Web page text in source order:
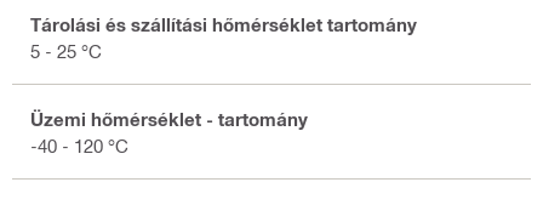
Tárolási és szállítási hőmérséklet tartomány
5 - 25 °C
Üzemi hőmérséklet - tartomány
-40 - 120 °C